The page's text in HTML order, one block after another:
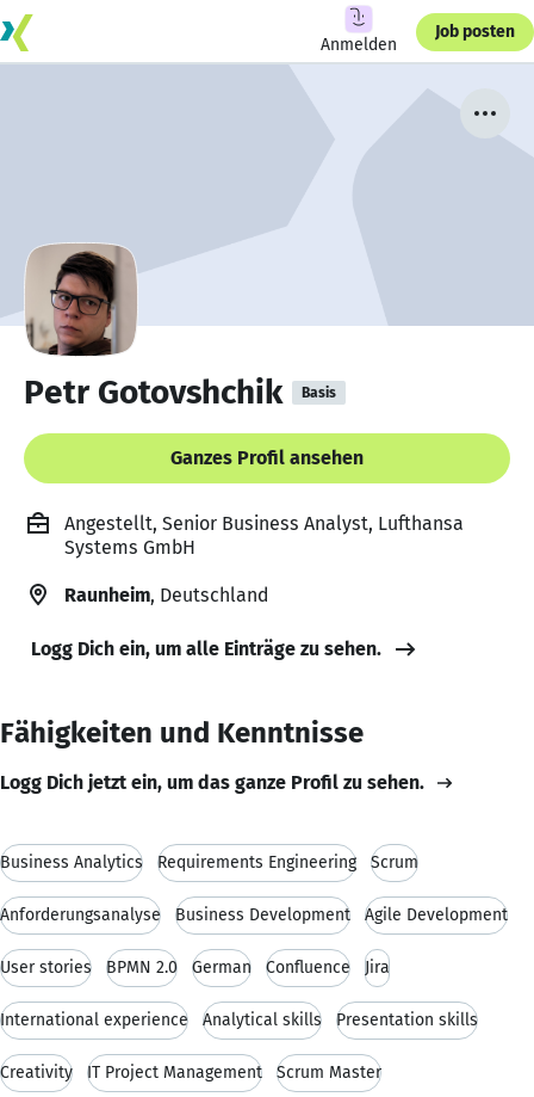
Anmelden
Job posten
Petr Gotovshchik Basis
Ganzes Profil ansehen
Angestellt, Senior Business Analyst, Lufthansa
Systems GmbH
Raunheim, Deutschland
Logg Dich ein, um alle Einträge zu sehen.
Fähigkeiten und Kenntnisse
Logg Dich jetzt ein, um das ganze Profil zu sehen.
Business Analytics Requirements Engineering Scrum
Anforderungsanalyse Business Development Agile Development
User stories BPMN 2.0 German Confluence Jira
International experience Analytical skills Presentation skills
Creativity IT Project Management Scrum Master